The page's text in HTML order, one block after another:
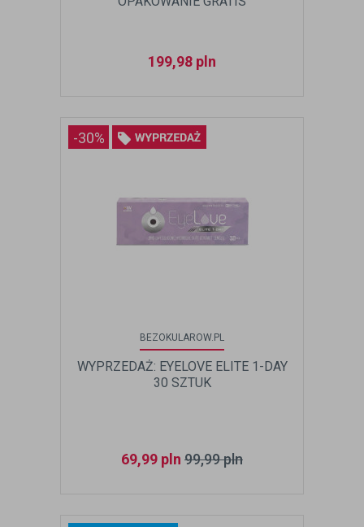
199,98 pln
-30%
BEZOKULAROW.PL
WYPRZEDAŻ: EYELOVE ELITE 1-DAY
30 SZTUK
69,99 pln 99,99pln